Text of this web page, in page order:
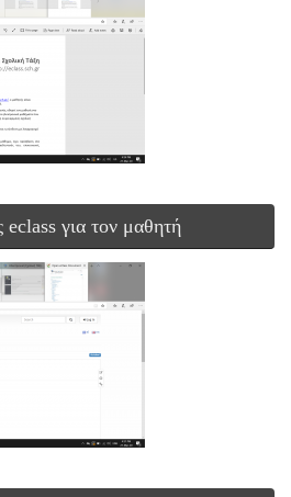
eclass για τον μαθητή